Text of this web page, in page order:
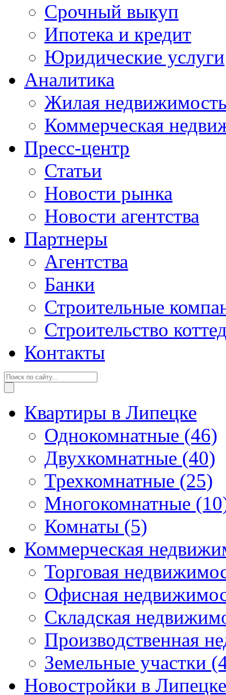
Срочный выкуп
Ипотека и кредит
Юридические услуги
Аналитика
Жилая
Коммерческая
Пресс-центр
Статьи
Новости рынка
Новости агентства
Партнеры
Агентства
Банки
Строительные
Строительство
Контакты
Квартиры в Липецке
Однокомнатные (46)
Двухкомнатные (40)
Трехкомнатные (25)
Многокомнатные
Комнаты (5)
Коммерческая
Торговая
Офисная
Складская
Производственная
Земельные участки
Новостройки в Липецке